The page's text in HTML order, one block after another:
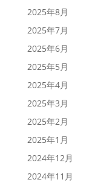
2025年8月
2025年7月
2025年6月
2025年5月
2025年4月
2025年3月
2025年2月
2025年1月
2024年12月
2024年11月